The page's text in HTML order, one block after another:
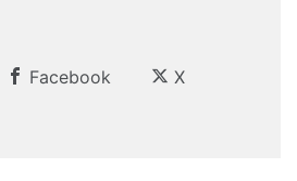
Facebook X